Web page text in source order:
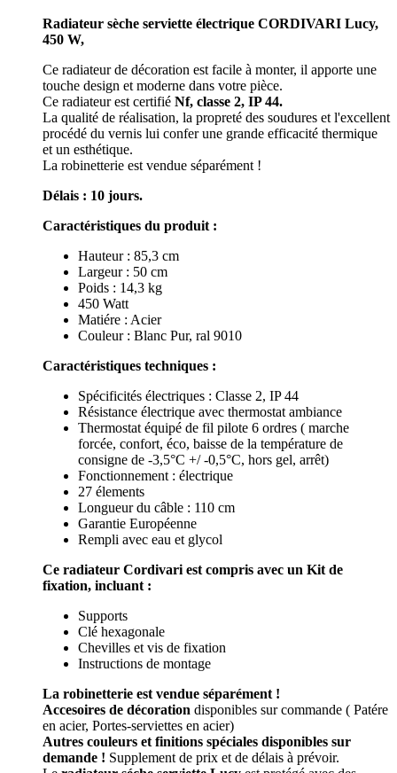
Radiateur sèche serviette électrique CORDIVARI Lucy,
450 W,
Ce radiateur de décoration est facile à monter, il apporte une
touche design et moderne dans votre pièce.
Ce radiateur est certifié Nf, classe 2, IP 44.
La qualité de réalisation, la propreté des soudures et l'excellent
procédé du vernis lui confer une grande efficacité thermique
et un esthétique.
La robinetterie est vendue séparément !
Délais : 10 jours.
Caractéristiques du produit :
Hauteur : 85,3 cm
Largeur : 50 cm
Poids : 14,3 kg
450 Watt
Matiére : Acier
Couleur : Blanc Pur, ral 9010
Caractéristiques techniques :
Spécificités électriques : Classe 2, IP 44
Résistance électrique avec thermostat ambiance
Thermostat équipé de fil pilote 6 ordres ( marche
forcée, confort, éco, baisse de la température de
consigne de -3,5°C +/ -0,5°C, hors gel, arrêt)
Fonctionnement : électrique
27 élements
Longueur du câble : 110 cm
Garantie Européenne
Rempli avec eau et glycol
Ce radiateur Cordivari est compris avec un Kit de
fixation, incluant :
Supports
Clé hexagonale
Chevilles et vis de fixation
Instructions de montage
La robinetterie est vendue séparément !
Accesoires de décoration disponibles sur commande ( Patére
en acier, Portes-serviettes en acier)
Autres couleurs et finitions spéciales disponibles sur
demande ! Supplement de prix et de délais à prévoir.